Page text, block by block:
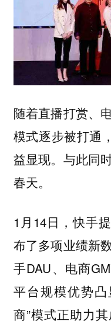
随着直播打赏、
模式逐步被打通
益显现。与此同
春天。
1月14日，快手
布了多项业绩新
手DAU、电商
平台规模优势
商”模式正助力